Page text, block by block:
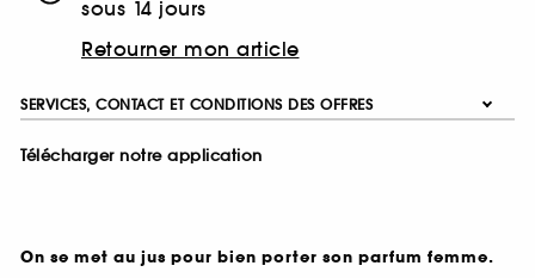
sous 14 jours
Retourner mon article
SERVICES, CONTACT ET CONDITIONS DES OFFRES
Télécharger notre application
On se met au jus pour bien porter son parfum femme.